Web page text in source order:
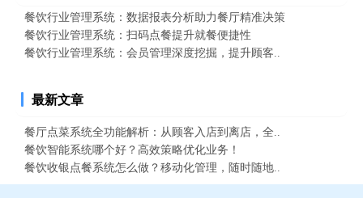
餐饮行业管理系统：数据报表分析助力餐厅精准决策
餐饮行业管理系统：扫码点餐提升就餐便捷性
餐饮行业管理系统：会员管理深度挖掘，提升顾客..
最新文章
餐厅点菜系统全功能解析：从顾客入店到离店，全..
餐饮智能系统哪个好？高效策略优化业务！
餐饮收银点餐系统怎么做？移动化管理，随时随地..